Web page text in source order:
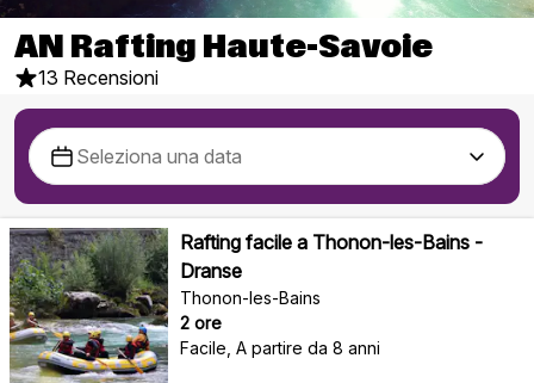
AN Rafting Haute-Savoie
13 Recensioni
Rafting facile a Thonon-les-Bains -
Dranse
Thonon-les-Bains
2 ore
Facile A partire da 8 anni